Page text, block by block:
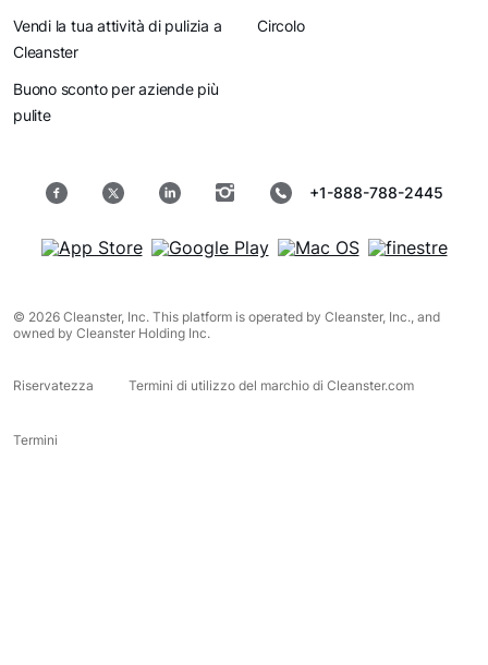
Vendi la tua attività di pulizia a
Cleanster
Buono sconto per aziende più
pulite
Circolo
+1-888-788-2445
© 2026 Cleanster, Inc. This platform is operated by Cleanster, Inc., and
owned by Cleanster Holding Inc.
Riservatezza Termini di utilizzo del marchio di Cleanster.com
Termini